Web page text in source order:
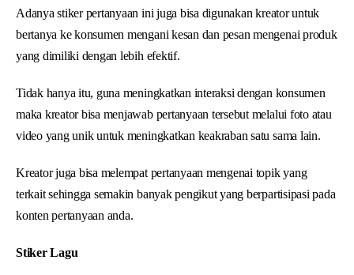
Adanya stiker pertanyaan ini juga bisa digunakan kreator untuk
bertanya ke konsumen mengani kesan dan pesan mengenai produk
yang dimiliki dengan lebih efektif.
Tidak hanya itu, guna meningkatkan interaksi dengan konsumen
maka kreator bisa menjawab pertanyaan tersebut melalui foto atau
video yang unik untuk meningkatkan keakraban satu sama lain.
Kreator juga bisa melempat pertanyaan mengenai topik yang
terkait sehingga semakin banyak pengikut yang berpartisipasi pada
konten pertanyaan anda.
Stiker Lagu